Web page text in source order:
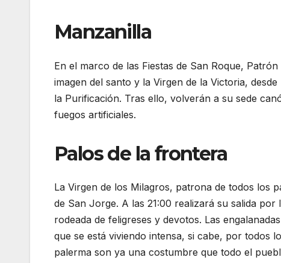
Manzanilla
En el marco de las Fiestas de San Roque,
imagen del santo y la Virgen de la Victoria,
la Purificación. Tras ello, volverán a su sede
fuegos artificiales.
Palos de la frontera
La Virgen de los Milagros, patrona de todos los
de San Jorge. A las 21:00 realizará su salida
rodeada de feligreses y devotos. Las
que se está viviendo intensa, si cabe, por todos
palerma son ya una costumbre que todo el